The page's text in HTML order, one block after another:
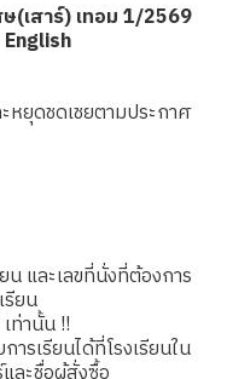
(เสาร์) เทอม 1/2569
หยุดชดเชยตามประกาศ
และเลขที่นั่งที่ต้องการ
รียน
ท่านั้น !!
ารเรียนได้ที่โรงเรียนใน